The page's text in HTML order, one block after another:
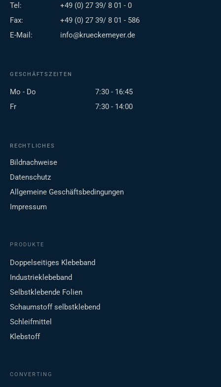
Tel:
+49 (0) 27 39/ 8 01 - 0
Fax:
+49 (0) 27 39/ 8 01 - 586
E-Mail:
info@krueckemeyer.de
GESCHÄFTSZEITEN
Mo - Do
7:30 - 16:45
Fr
7:30 - 14:00
RECHTLICHES
Bildnachweise
Datenschutz
Allgemeine Geschäftsbedingungen
Impressum
PRODUKTE
Doppelseitiges Klebeband
Industrieklebeband
Selbstklebende Folien
Schaumstoff selbstklebend
Schleifmittel
Klebstoff
CONVERTING